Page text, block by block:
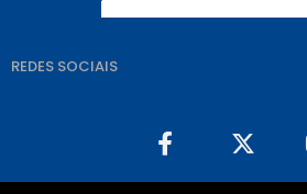
REDES SOCIAIS